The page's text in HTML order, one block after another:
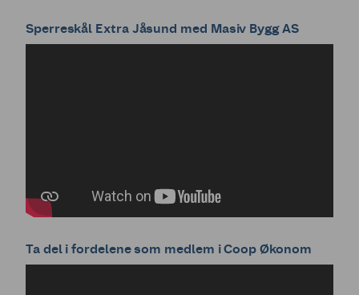
Sperreskål Extra Jåsund med Masiv Bygg AS
Ta del i fordelene som medlem i Coop Økonom